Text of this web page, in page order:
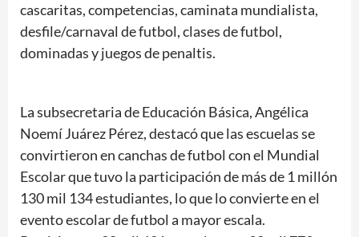
cascaritas, competencias, caminata mundialista,
desfile/carnaval de futbol, clases de futbol,
dominadas y juegos de penaltis.
La subsecretaria de Educación Básica, Angélica
Noemí Juárez Pérez, destacó que las escuelas se
convirtieron en canchas de futbol con el Mundial
Escolar que tuvo la participación de más de 1 millón
130 mil 134 estudiantes, lo que lo convierte en el
evento escolar de futbol a mayor escala.